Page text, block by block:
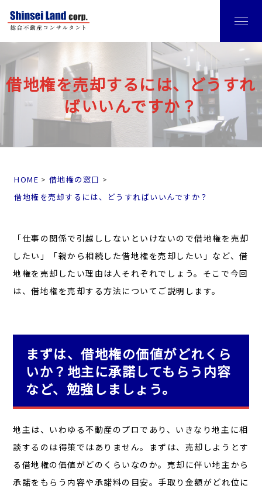
借地権を売却するには、どうすれ
ばいいんですか？
HOME
借地権の窓口
借地権を売却するには、どうすればいいんですか？
「仕事の関係で引越ししないといけないので借地権を売却
したい」「親から相続した借地権を売却したい」など、借
地権を売却したい理由は人それぞれでしょう。そこで今回
は、借地権を売却する方法についてご説明します。
まずは、借地権の価値がどれくら
いか？地主に承諾してもらう内容
など、勉強しましょう。
地主は、いわゆる不動産のプロであり、いきなり地主に相
談するのは得策ではありません。まずは、売却しようとす
る借地権の価値がどのくらいなのか。売却に伴い地主から
承諾をもらう内容や承諾料の目安。手取り金額がどれ位に